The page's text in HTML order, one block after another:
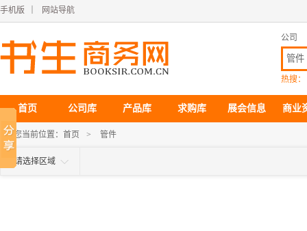
手机版 网站导航
公司
热搜：
首页 公司库 产品库 求购库 展会信息 商业
您当前位置： 首页 > 管件
请选择区域